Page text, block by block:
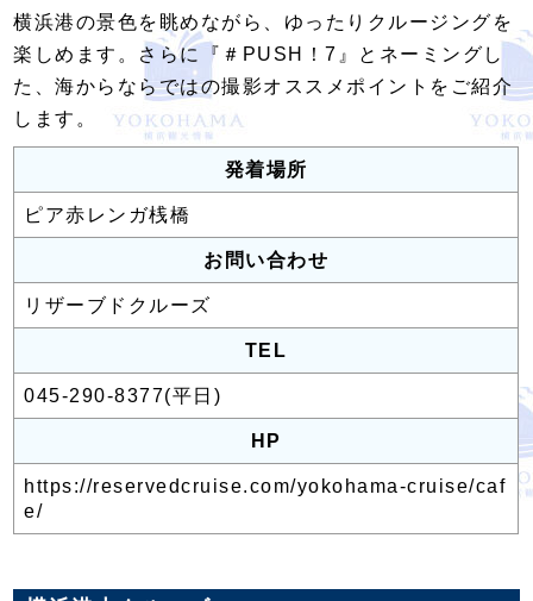
横浜港の景色を眺めながら、ゆったりクルージングを
楽しめます。さらに『＃PUSH！7』とネーミングし
た、海からならではの撮影オススメポイントをご紹介
します。
発着場所
ピア赤レンガ桟橋
お問い合わせ
リザーブドクルーズ
TEL
045-290-8377(平日)
HP
https://reservedcruise.com/yokohama-cruise/caf
e/